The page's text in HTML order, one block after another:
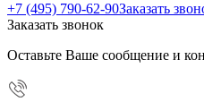
+7 (495) 790-62-90Заказать
Заказать звонок
Оставьте Ваше сообщение и